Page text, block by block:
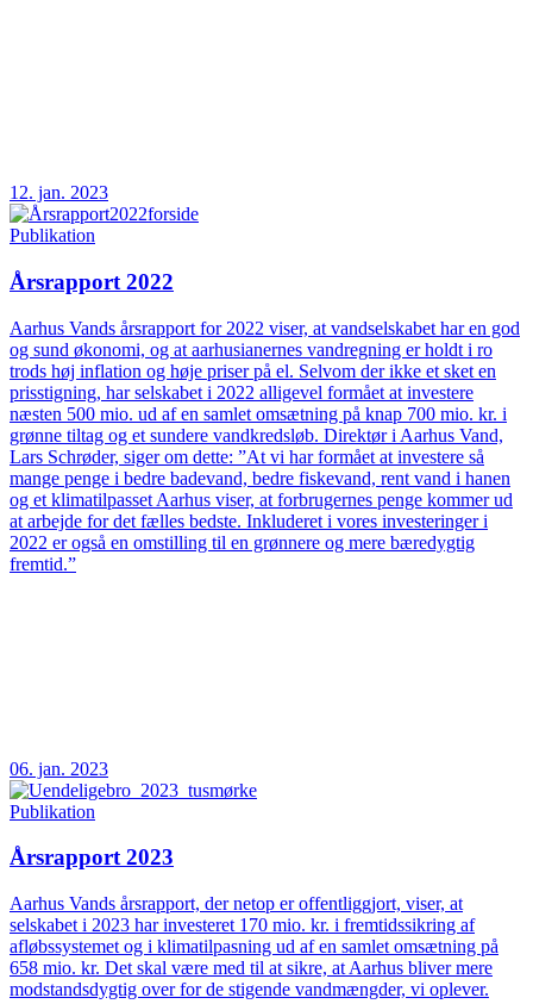
12. jan. 2023
Publikation
Årsrapport 2022
Aarhus Vands årsrapport for 2022 viser, at vandselskabet har en god
og sund økonomi, og at aarhusianernes vandregning er holdt i ro
trods høj inflation og høje priser på el. Selvom der ikke et sket en
prisstigning, har selskabet i 2022 alligevel formået at investere
næsten 500 mio. ud af en samlet omsætning på knap 700 mio. kr. i
grønne tiltag og et sundere vandkredsløb. Direktør i Aarhus Vand,
Lars Schrøder, siger om dette: ”At vi har formået at investere så
mange penge i bedre badevand, bedre fiskevand, rent vand i hanen
og et klimatilpasset Aarhus viser, at forbrugernes penge kommer ud
at arbejde for det fælles bedste. Inkluderet i vores investeringer i
2022 er også en omstilling til en grønnere og mere bæredygtig
fremtid.”
06. jan. 2023
Publikation
Årsrapport 2023
Aarhus Vands årsrapport, der netop er offentliggjort, viser, at
selskabet i 2023 har investeret 170 mio. kr. i fremtidssikring af
afløbssystemet og i klimatilpasning ud af en samlet omsætning på
658 mio. kr. Det skal være med til at sikre, at Aarhus bliver mere
modstandsdygtig over for de stigende vandmængder, vi oplever.